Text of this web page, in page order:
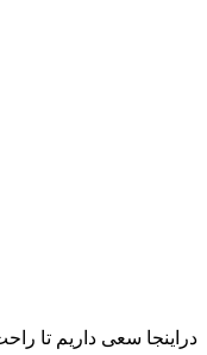
دراینجا سعی داریم تا